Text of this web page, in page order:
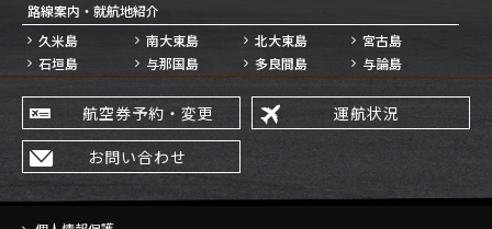
路線案内・就航地紹介
久米島
南大東島 北大東島
宮古島
石垣島
与那国島 多良間島 与論島
航空券予約・変更
運航状況
お問い合わせ